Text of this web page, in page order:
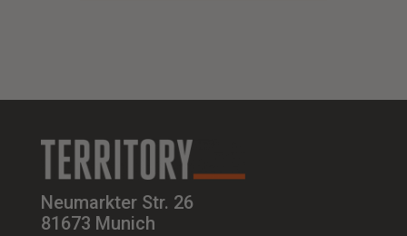
Neumarkter Str. 26
81673 Munich